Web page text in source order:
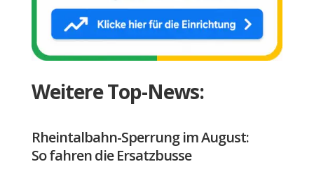
Weitere Top-News:
Rheintalbahn-Sperrung im August:
So fahren die Ersatzbusse